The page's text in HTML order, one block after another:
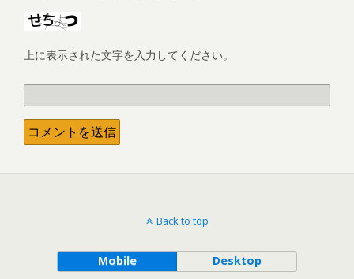
上に表示された文字を入力してください。
Back to top
Mobile Desktop